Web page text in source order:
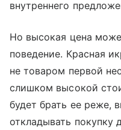
внутреннего
Но высокая цена
поведение. Красная
не товаром первой
слишком высокой
будет брать ее реже,
откладывать покупку